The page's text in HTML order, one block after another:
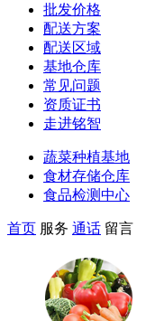
批发价格
配送方案
配送区域
基地仓库
常见问题
资质证书
走进铭智
蔬菜种植基地
食材存储仓库
食品检测中心
首页 服务 通话 留言